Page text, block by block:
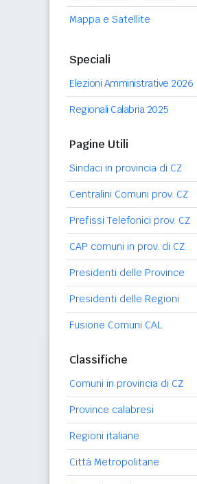
Mappa e Satellite
Speciali
Elezioni Amministrative 2026
Regionali Calabria 2025
Pagine Utili
Sindaci in provincia di CZ
Centralini Comuni prov. CZ
Prefissi Telefonici prov. CZ
CAP comuni in prov. di CZ
Presidenti delle Province
Presidenti delle Regioni
Fusione Comuni CAL
Classifiche
Comuni in provincia di CZ
Province calabresi
Regioni italiane
Città Metropolitane